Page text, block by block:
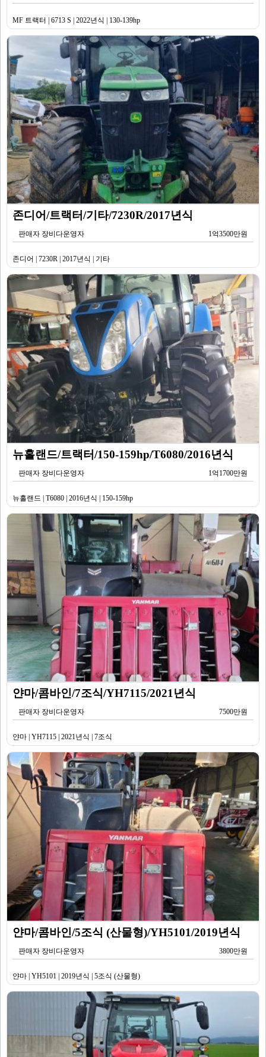
MF 트랙터 | 6713 S | 2022년식 | 130-139hp
존디어/트랙터/기타/7230R/2017년식
판매자 장비다운영자 1억3500만원
존디어 | 7230R | 2017년식 | 기타
뉴홀랜드/트랙터/150-159hp/T6080/2016년식
판매자 장비다운영자 1억1700만원
뉴홀랜드 | T6080 | 2016년식 | 150-159hp
얀마/콤바인/7조식/YH7115/2021년식
판매자 장비다운영자 7500만원
얀마 | YH7115 | 2021년식 | 7조식
얀마/콤바인/5조식 (산물형)/YH5101/2019년식
판매자 장비다운영자 3800만원
얀마 | YH5101 | 2019년식 | 5조식 (산물형)